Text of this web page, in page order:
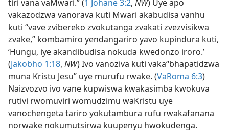
tiri vana vaMwari.” (1 Johane 3:2, NW) Uye apo
vakazodzwa vanorava kuti Mwari akabudisa vanhu
kuti “vave zvibereko zvokutanga zvakati zvezvisikwa
zvake,” kombamiro yendangariro yavo kupindura kuti,
‘Hungu, iye akandibudisa nokuda kwedonzo iroro.’
(Jakobho 1:18, NW) Ivo vanoziva kuti vaka“bhapatidzwa
muna Kristu Jesu” uye murufu rwake. (VaRoma 6:3)
Naizvozvo ivo vane kupwiswa kwakasimba kwokuva
rutivi rwomuviri womudzimu waKristu uye
vanochengeta tariro yokutambura rufu rwakafanana
norwake nokumutsirwa kuupenyu hwokudenga.